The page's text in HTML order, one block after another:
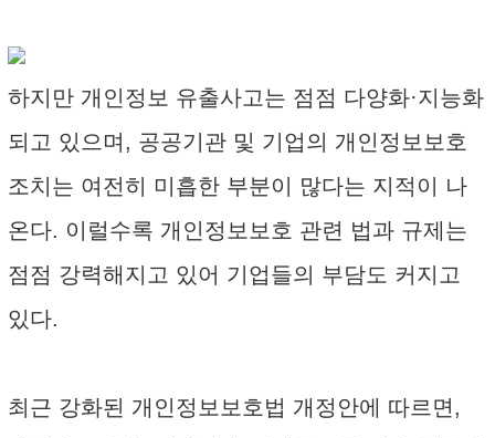
하지만 개인정보 유출사고는 점점 다양화·지능화
되고 있으며, 공공기관 및 기업의 개인정보보호
조치는 여전히 미흡한 부분이 많다는 지적이 나
온다. 이럴수록 개인정보보호 관련 법과 규제는
점점 강력해지고 있어 기업들의 부담도 커지고
있다.
최근 강화된 개인정보보호법 개정안에 따르면,